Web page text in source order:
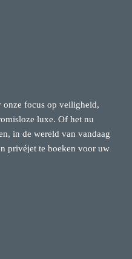
onze focus op veiligheid,
luxe. Of het nu
in de wereld van vandaag
privéjet te boeken voor uw